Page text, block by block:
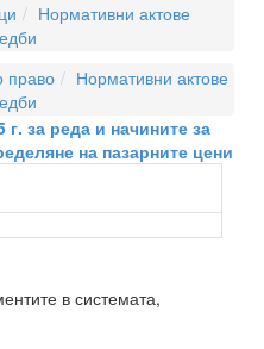
Нормативни актове
право
Нормативни актове
за реда и начините за
на пазарните цени
в системата,